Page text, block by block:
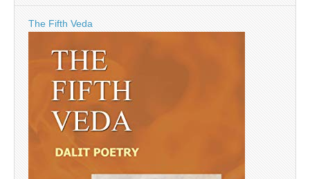
The Fifth Veda